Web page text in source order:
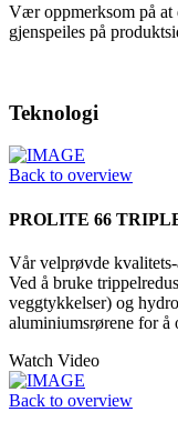
Vær oppmerksom på at
gjenspeiles på
Teknologi
Back to overview
PROLITE 66
Vår velprøvde
Ved å bruke
veggtykkelser) og
aluminiumsrørene for å
Watch Video
Back to overview